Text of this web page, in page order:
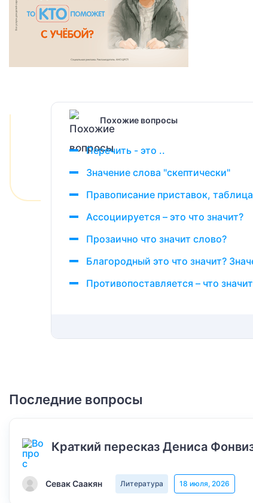
Похожие вопросы
Перечить - это ..
Значение слова "скептически"
Правописание приставок,
Ассоциируется – это что значит?
Прозаично что значит слово?
Благородный это что значит?
Противопоставляется – что
Последние вопросы
Краткий пересказ Дениса
Севак Саакян Литература 18 июля, 2026